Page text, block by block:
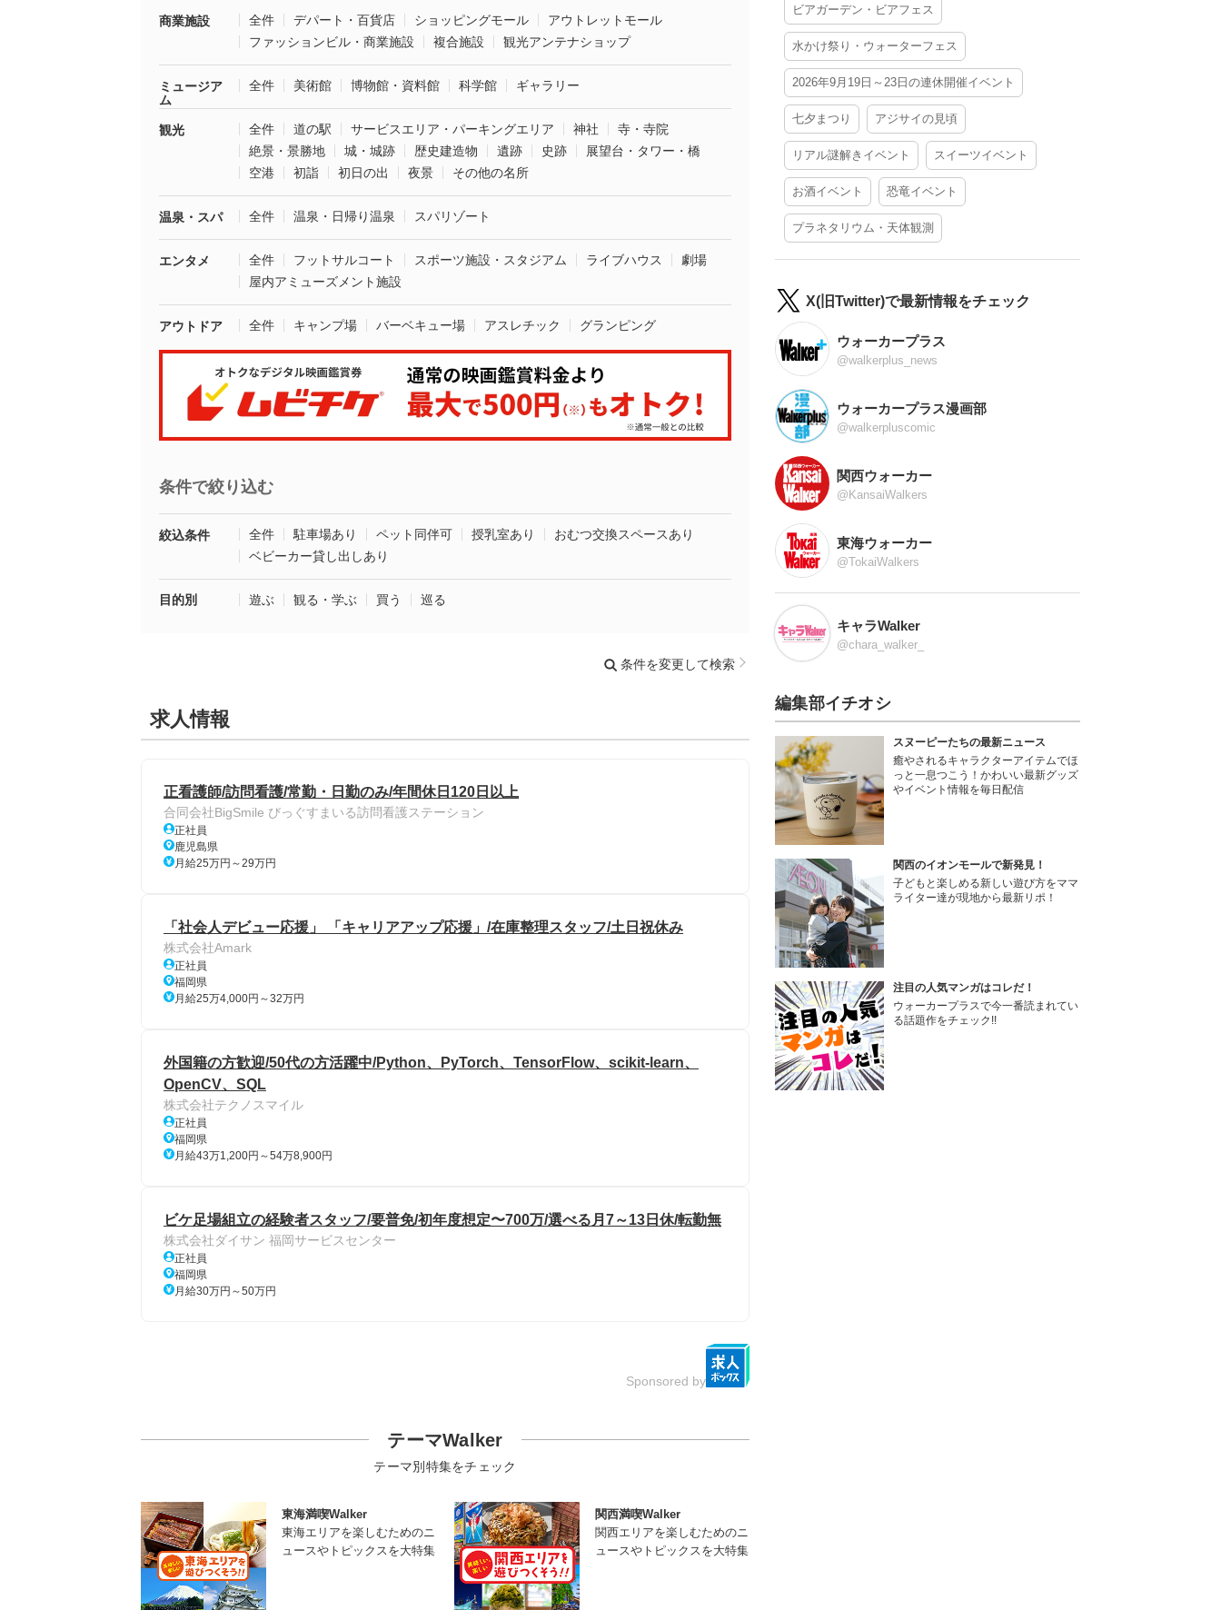
商業施設 全件 デパート・百貨店 ショッピングモール
アウトレットモール
ファッションビル・商業施設
複合施設 観光アンテナショップ
ミュージア
ム
全件 美術館 博物館・資料館 科学館 ギャラリー
観光 全件 道の駅 サービスエリア・パーキングエリア 神社
寺・寺院
絶景・景勝地
城・城跡 歴史建造物 遺跡 史跡
展望台・タワー・橋
空港
初詣 初日の出 夜景 その他の名所
温泉・スパ 全件 温泉・日帰り温泉 スパリゾート
エンタメ 全件 フットサルコート スポーツ施設・スタジアム ライブハウス
劇場
屋内アミューズメント施設
アウトドア 全件 キャンプ場 バーベキュー場 アスレチック グランピング
条件で絞り込む
絞込条件 全件 駐車場あり ペット同伴可 授乳室あり
おむつ交換スペースあり
ベビーカー貸し出しあり
目的別 遊ぶ 観る・学ぶ 買う 巡る
条件を変更して検索
求人情報
正看護師/訪問看護/常勤・日勤のみ/年間休日120日以上
合同会社BigSmile びっぐすまいる訪問看護ステーション
正社員
鹿児島県
月給25万円～29万円
「社会人デビュー応援」 「キャリアアップ応援」/在庫整理スタッフ/土日祝休み
株式会社Amark
正社員
福岡県
月給25万4,000円～32万円
外国籍の方歓迎/50代の方活躍中/Python、PyTorch、TensorFlow、scikit-learn、
OpenCV、SQL
株式会社テクノスマイル
正社員
福岡県
月給43万1,200円～54万8,900円
ビケ足場組立の経験者スタッフ/要普免/初年度想定〜700万/選べる月7～13日休/転勤無
株式会社ダイサン 福岡サービスセンター
正社員
福岡県
月給30万円～50万円
Sponsored by
テーマWalker
テーマ別特集をチェック
東海満喫Walker
東海エリアを楽しむためのニ
ュースやトピックスを大特集
関西満喫Walker
関西エリアを楽しむためのニ
ュースやトピックスを大特集
ビアガーデン・ビアフェス
水かけ祭り・ウォーターフェス
2026年9月19日～23日の連休開催イベント
七夕まつり アジサイの見頃
リアル謎解きイベント スイーツイベント
お酒イベント 恐竜イベント
プラネタリウム・天体観測
X(旧Twitter)で最新情報をチェック
ウォーカープラス
@walkerplus_news
ウォーカープラス漫画部
@walkerpluscomic
関西ウォーカー
@KansaiWalkers
東海ウォーカー
@TokaiWalkers
キャラWalker
@chara_walker_
編集部イチオシ
スヌーピーたちの最新ニュース
癒やされるキャラクターアイテムでほ
っと一息つこう！かわいい最新グッズ
やイベント情報を毎日配信
関西のイオンモールで新発見！
子どもと楽しめる新しい遊び方をママ
ライター達が現地から最新リポ！
注目の人気マンガはコレだ！
ウォーカープラスで今一番読まれてい
る話題作をチェック!!